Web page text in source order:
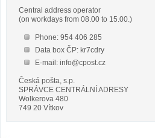
Central address operator
(on workdays from 08.00 to 15.00.)
Phone: 954 406 285
Data box ČP: kr7cdry
E-mail: info@cpost.cz
Česká pošta, s.p.
SPRÁVCE CENTRÁLNÍ ADRESY
Wolkerova 480
749 20 Vítkov